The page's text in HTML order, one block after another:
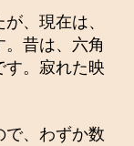
、現在は、
昔は、六角
す。寂れた映
で、わずか数